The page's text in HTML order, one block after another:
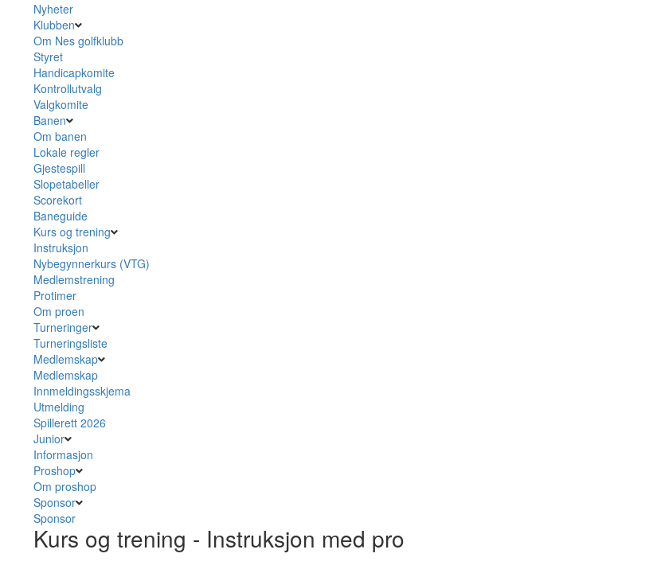
Nyheter
Klubben
Om Nes golfklubb
Styret
Handicapkomite
Kontrollutvalg
Valgkomite
Banen
Om banen
Lokale regler
Gjestespill
Slopetabeller
Scorekort
Baneguide
Kurs og trening
Instruksjon
Nybegynnerkurs (VTG)
Medlemstrening
Protimer
Om proen
Turneringer
Turneringsliste
Medlemskap
Medlemskap
Innmeldingsskjema
Utmelding
Spillerett 2026
Junior
Informasjon
Proshop
Om proshop
Sponsor
Sponsor
Kurs og trening - Instruksjon med pro